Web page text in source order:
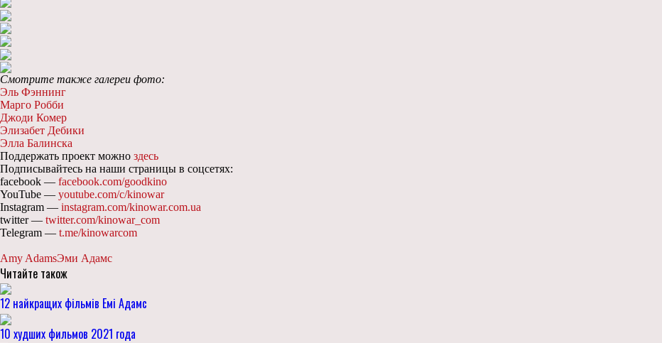
Смотрите также галереи фото:
Эль Фэннинг
Марго Робби
Джоди Комер
Элизабет Дебики
Элла Балинска
Поддержать проект можно здесь
Подписывайтесь на наши страницы в соцсетях:
facebook — facebook.com/goodkino
YouTube — youtube.com/c/kinowar
Instagram — instagram.com/kinowar.com.ua
twitter — twitter.com/kinowar_com
Telegram — t.me/kinowarcom
Amy AdamsЭми Адамс
Читайте також
12 найкращих фільмів Емі Адамс
10 худших фильмов 2021 года